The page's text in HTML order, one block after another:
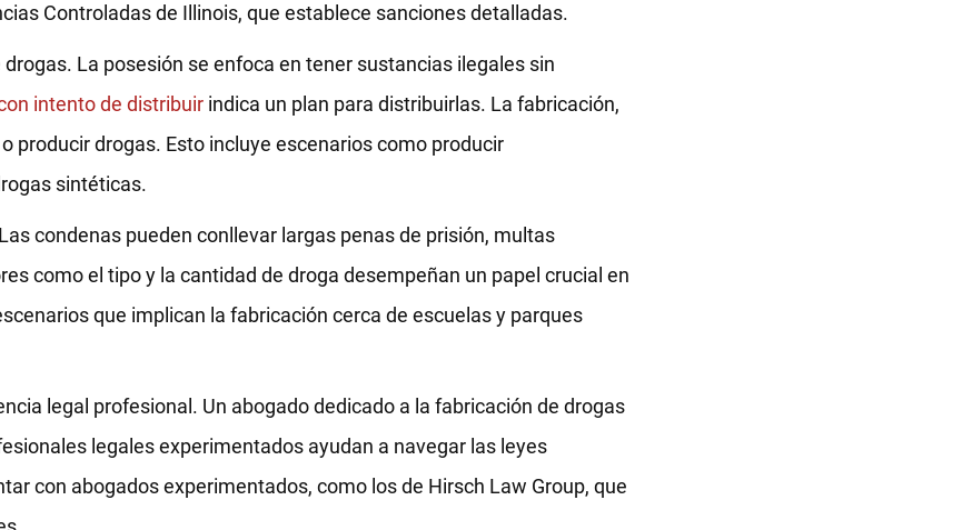
Controladas de Illinois, que establece sanciones detalladas.
La posesión se enfoca en tener sustancias ilegales sin
intento de distribuir indica un plan para distribuirlas. La fabricación,
producir drogas. Esto incluye escenarios como producir
sintéticas.
condenas pueden conllevar largas penas de prisión, multas
como el tipo y la cantidad de droga desempeñan un papel crucial en
que implican la fabricación cerca de escuelas y parques
legal profesional. Un abogado dedicado a la fabricación de drogas
legales experimentados ayudan a navegar las leyes
con abogados experimentados, como los de Hirsch Law Group, que